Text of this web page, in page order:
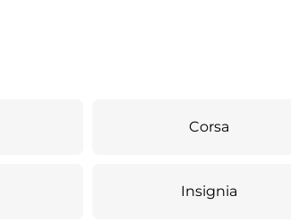
Corsa
Insignia